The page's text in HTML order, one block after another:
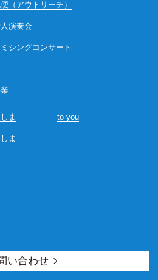
（アウトリーチ）
演奏会
シングコンサート
ま
ま
to you
い合わせ